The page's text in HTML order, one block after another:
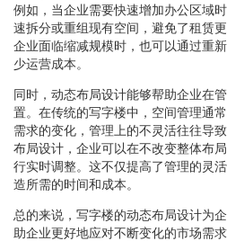
例如，当企业需要快速增加办公区域
速拆分或重组现有空间，避免了租赁
企业面临缩减规模时，也可以通过重
少运营成本。
同时，动态布局设计能够帮助企业在
置。在传统的写字楼中，空间管理通
需求的变化，管理上的不灵活往往导
布局设计，企业可以在不改变整体布
行实时调整。这不仅提高了管理的灵
造所需的时间和成本。
总的来说，写字楼的动态布局设计为
助企业更好地应对不断变化的市场需